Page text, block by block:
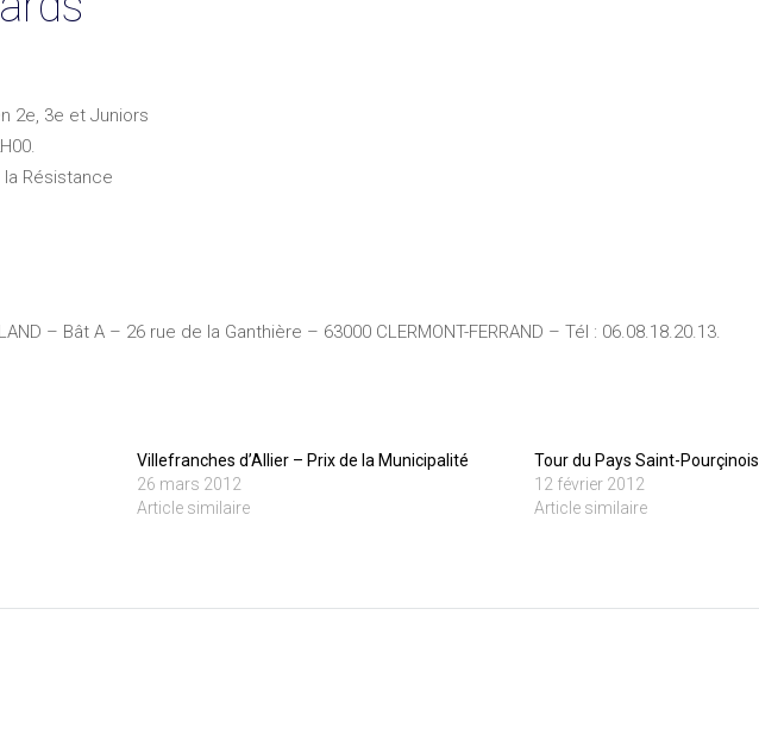
2e, 3e et Juniors
la Résistance
– Bât A – 26 rue de la Ganthière – 63000 CLERMONT-FERRAND – Tél : 06.08.18.20.13.
Villefranches d’Allier – Prix de la Municipalité
26 mars 2012
Article similaire
Tour du Pays Saint-Pourçinois
12 février 2012
Article similaire